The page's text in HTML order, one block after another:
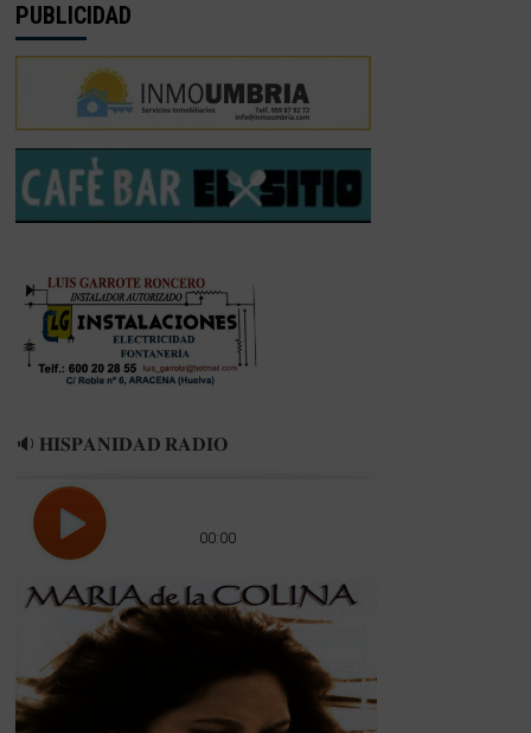
RENOVADAS
PISTAS
DE
FÚTBOL
SALA
DE
«EL
PORTIL»
PUBLICIDAD
🔉 𝐇𝐈𝐒𝐏𝐀𝐍𝐈𝐃𝐀𝐃 𝐑𝐀𝐃𝐈𝐎